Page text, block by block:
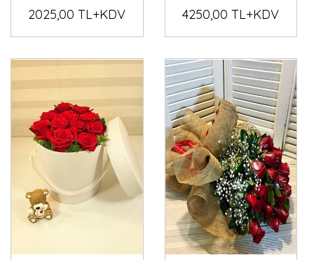
2025,00 TL+KDV 4250,00 TL+KDV